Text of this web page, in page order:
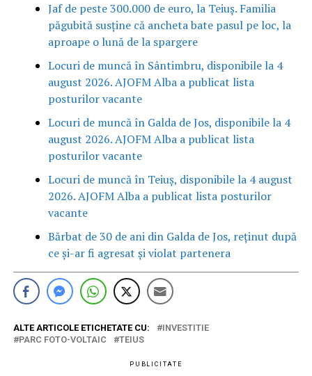
Jaf de peste 300.000 de euro, la Teiuș. Familia
păgubită susține că ancheta bate pasul pe loc, la
aproape o lună de la spargere
Locuri de muncă în Sântimbru, disponibile la 4
august 2026. AJOFM Alba a publicat lista
posturilor vacante
Locuri de muncă în Galda de Jos, disponibile la 4
august 2026. AJOFM Alba a publicat lista
posturilor vacante
Locuri de muncă în Teiuș, disponibile la 4 august
2026. AJOFM Alba a publicat lista posturilor
vacante
Bărbat de 30 de ani din Galda de Jos, reținut după
ce și-ar fi agresat și violat partenera
ALTE ARTICOLE ETICHETATE CU:
INVESTITIE
PARC FOTO-VOLTAIC
TEIUS
PUBLICITATE